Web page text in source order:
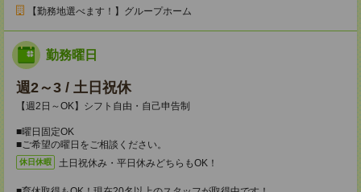
【勤務地選べます！】グループホーム
勤務曜日
週2～3 / 土日祝休
【週2日～OK】シフト自由・自己申告制
■曜日固定OK
■ご希望の曜日をご相談ください。
休日休暇 土日祝休み・平日休みどちらもOK！